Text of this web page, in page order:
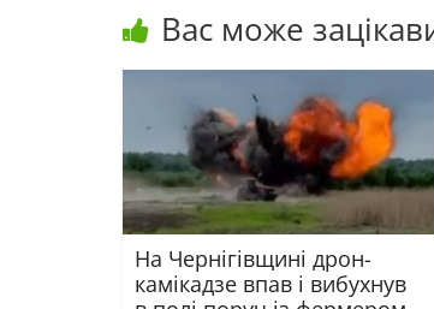
Вас може
На Чернігівщині дрон-
камікадзе впав і вибухнув